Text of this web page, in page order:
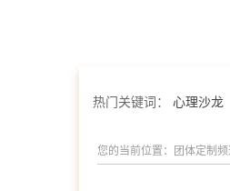
热门关键词： 心理沙龙
您的当前位置： 团体定制